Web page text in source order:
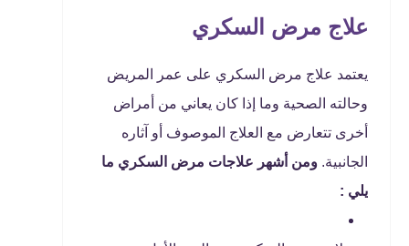
علاج مرض السكري
يعتمد علاج مرض السكري على عمر المريض
وحالته الصحية وما إذا كان يعاني من أمراض
أخرى تتعارض مع العلاج الموصوف أو آثاره
الجانبية. ومن أشهر علاجات مرض السكري ما
يلي :